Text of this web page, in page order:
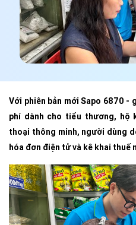
Với phiên bản mới Sapo 6870 -
phí dành cho tiểu thương, hộ
thoại thông minh, người dùng
hóa đơn điện tử và kê khai thuế